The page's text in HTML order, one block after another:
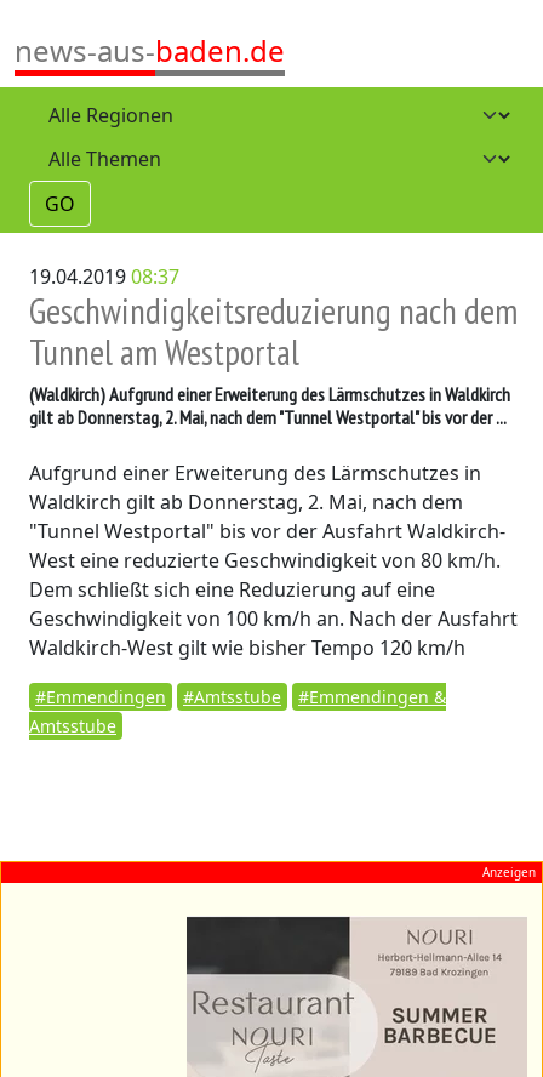
news-aus-baden.de
GO
19.04.201908:37
Geschwindigkeitsreduzierung nach dem
Tunnel am Westportal
(Waldkirch)Aufgrund einer Erweiterung des Lärmschutzes in Waldkirch
gilt ab Donnerstag, 2. Mai, nach dem "Tunnel Westportal" bis vor der ...
Aufgrund einer Erweiterung des Lärmschutzes in
Waldkirch gilt ab Donnerstag, 2. Mai, nach dem
"Tunnel Westportal" bis vor der Ausfahrt Waldkirch-
West eine reduzierte Geschwindigkeit von 80 km/h.
Dem schließt sich eine Reduzierung auf eine
Geschwindigkeit von 100 km/h an. Nach der Ausfahrt
Waldkirch-West gilt wie bisher Tempo 120 km/h
#Emmendingen #Amtsstube
#Emmendingen &
Amtsstube
Anzeigen